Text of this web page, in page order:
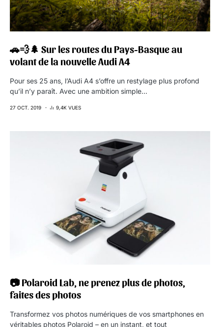
🚗💨🌲 Sur les routes du Pays-Basque au
volant de la nouvelle Audi A4
Pour ses 25 ans, l’Audi A4 s’offre un restylage plus profond
qu’il n’y paraît. Avec une ambition simple…
27 OCT. 2019 9,4K VUES
📷 Polaroid Lab, ne prenez plus de photos,
faites des photos
Transformez vos photos numériques de vos smartphones en
véritables photos Polaroid – en un instant, et tout